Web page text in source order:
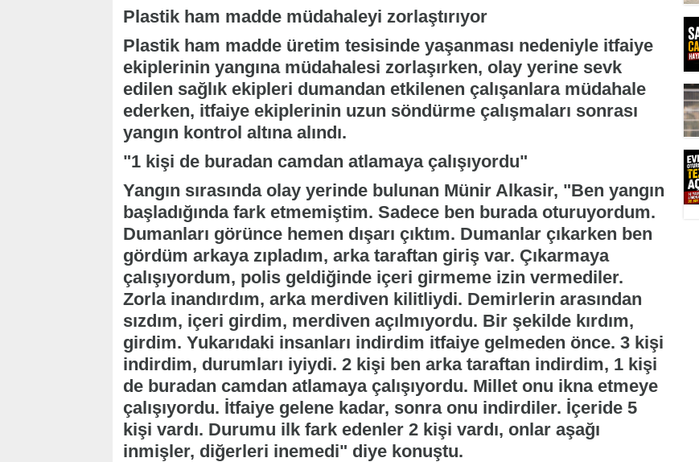
Plastik ham madde müdahaleyi zorlaştırıyor
Plastik ham madde üretim tesisinde yaşanması nedeniyle itfaiye
ekiplerinin yangına müdahalesi zorlaşırken, olay yerine sevk
edilen sağlık ekipleri dumandan etkilenen çalışanlara müdahale
ederken, itfaiye ekiplerinin uzun söndürme çalışmaları sonrası
yangın kontrol altına alındı.
"1 kişi de buradan camdan atlamaya çalışıyordu"
Yangın sırasında olay yerinde bulunan Münir Alkasir, "Ben yangın
başladığında fark etmemiştim. Sadece ben burada oturuyordum.
Dumanları görünce hemen dışarı çıktım. Dumanlar çıkarken ben
gördüm arkaya zıpladım, arka taraftan giriş var. Çıkarmaya
çalışıyordum, polis geldiğinde içeri girmeme izin vermediler.
Zorla inandırdım, arka merdiven kilitliydi. Demirlerin arasından
sızdım, içeri girdim, merdiven açılmıyordu. Bir şekilde kırdım,
girdim. Yukarıdaki insanları indirdim itfaiye gelmeden önce. 3 kişi
indirdim, durumları iyiydi. 2 kişi ben arka taraftan indirdim, 1 kişi
de buradan camdan atlamaya çalışıyordu. Millet onu ikna etmeye
çalışıyordu. İtfaiye gelene kadar, sonra onu indirdiler. İçeride 5
kişi vardı. Durumu ilk fark edenler 2 kişi vardı, onlar aşağı
inmişler, diğerleri inemedi" diye konuştu.